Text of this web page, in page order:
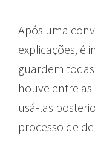
Após uma
explicações, é
guardem
houve entre
usá-las
processo de